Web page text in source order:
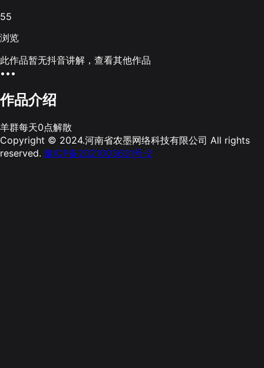
55
浏览
此作品暂无抖音讲解，查看其他作品
•••
作品介绍
羊群每天0点解散
Copyright © 2024.河南省农墨网络科技有限公司 All rights
reserved. 豫ICP备2021003631号-2